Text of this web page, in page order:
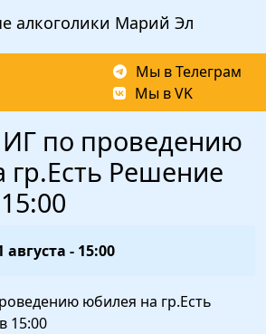
содержанию
алкоголики Марий Эл
Мы в Телеграм
Мы в VK
по проведению
гр.Есть Решение
августа - 15:00
юбилея на гр.Есть
15:00